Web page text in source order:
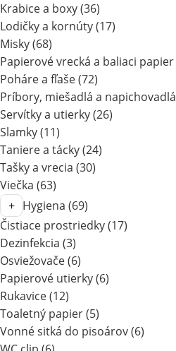
Krabice a boxy(36)
Lodičky a kornúty(17)
Misky(68)
Papierové vrecká a baliaci papier
Poháre a fľaše(72)
Príbory, miešadlá a napichovadlá
Servítky a utierky(26)
Slamky(11)
Taniere a tácky(24)
Tašky a vrecia (30)
Viečka (63)
Hygiena (69)
Čistiace prostriedky(17)
Dezinfekcia (3)
Osviežovače(6)
Papierové utierky(6)
Rukavice(12)
Toaletný papier(5)
Vonné sitká do pisoárov(6)